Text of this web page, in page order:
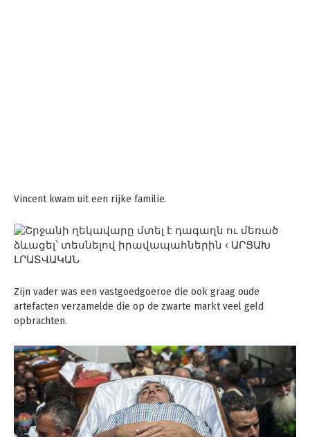
Vincent kwam uit een rijke familie.
Zijn vader was een vastgoedgoeroe die ook graag oude
artefacten verzamelde die op de zwarte markt veel geld
opbrachten.